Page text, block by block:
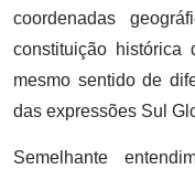
coordenadas
constituição
mesmo sentido de
das expressões Sul
Semelhante